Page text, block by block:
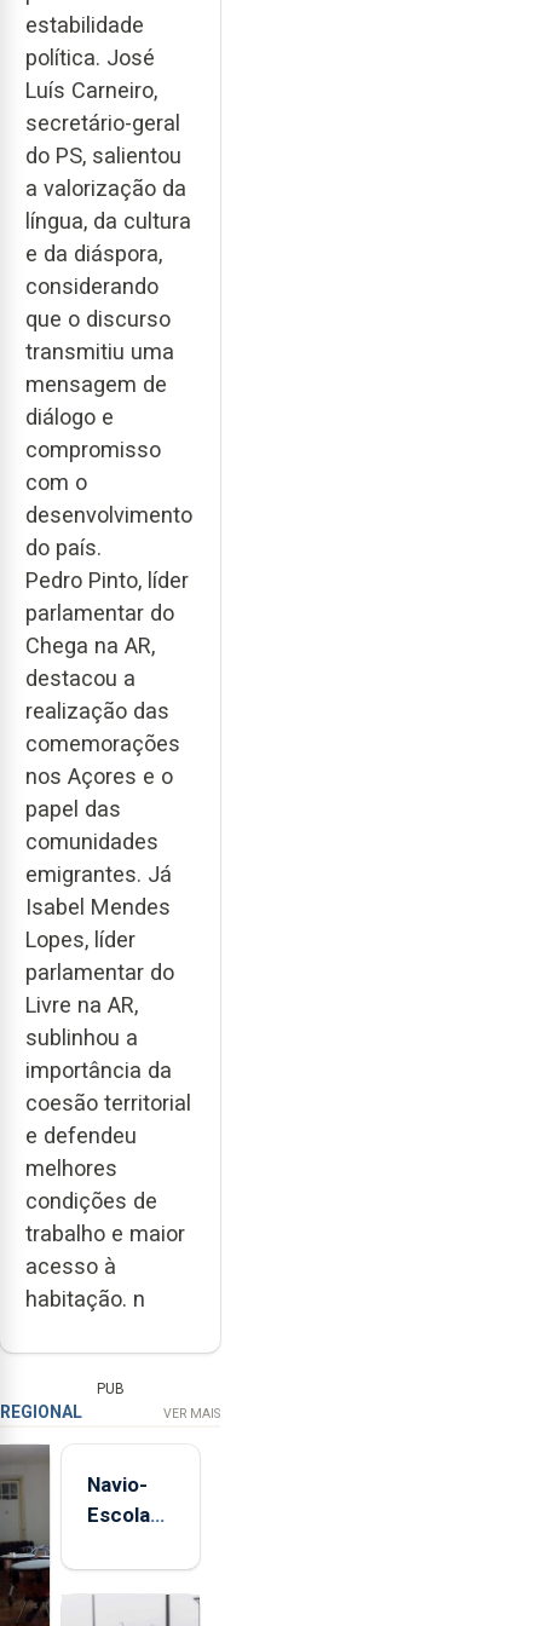
estabilidade
política. José
Luís Carneiro,
secretário-geral
do PS, salientou
a valorização da
língua, da cultura
e da diáspora,
considerando
que o discurso
transmitiu uma
mensagem de
diálogo e
compromisso
com o
desenvolvimento
do país.
Pedro Pinto, líder
parlamentar do
Chega na AR,
destacou a
realização das
comemorações
nos Açores e o
papel das
comunidades
emigrantes. Já
Isabel Mendes
Lopes, líder
parlamentar do
Livre na AR,
sublinhou a
importância da
coesão territorial
e defendeu
melhores
condições de
trabalho e maior
acesso à
habitação. n
PUB
REGIONAL VER MAIS
Navio-
Escola
está de